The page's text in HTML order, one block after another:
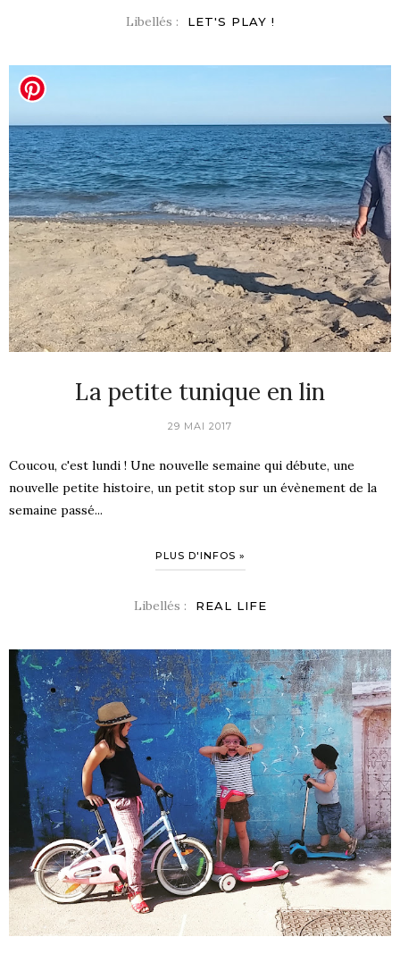
Libellés : LET'S PLAY !
La petite tunique en lin
29 MAI 2017
Coucou, c'est lundi ! Une nouvelle semaine qui débute, une
nouvelle petite histoire, un petit stop sur un évènement de la
semaine passé...
PLUS D'INFOS »
Libellés : REAL LIFE